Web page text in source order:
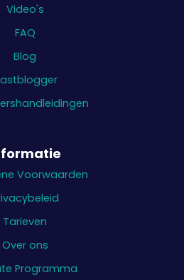
Video's
FAQ
Blog
Voorwaarden
Tarieven
Over ons
Programma